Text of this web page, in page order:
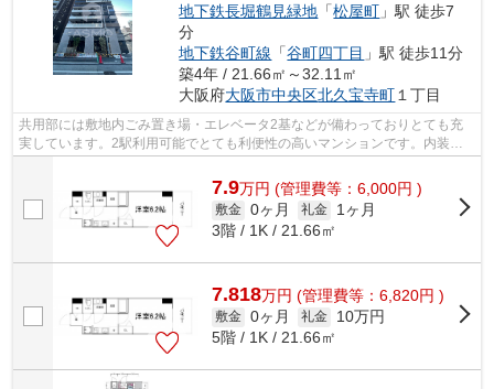
地下鉄長堀鶴見緑地 「松屋町 」駅 徒歩7
分
地下鉄谷町線 「谷町四丁目 」駅 徒歩11分
築4年 / 21.66㎡～32.11㎡
大阪府大阪市中央区北久宝寺町 １丁目
共用部には敷地内ごみ置き場・エレベータ2基などが備わっておりとても充
実しています。2駅利用可能でとても利便性の高いマンションです。内装も
7.9万円 (管理費等：6,000円 )
敷金 0ヶ月 礼金
1ヶ月
3階 / 1K / 21.66㎡
7.818万円 (管理費等：6,820円 )
敷金 0ヶ月 礼金
10万円
5階 / 1K / 21.66㎡